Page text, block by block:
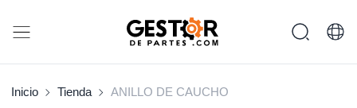
Inicio Tienda ANILLO DE CAUCHO